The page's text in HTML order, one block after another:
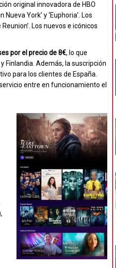
original innovadora de HBO
Nueva York’ y ‘Euphoria’. Los
Reunion’. Los nuevos e icónicos
por el precio de 8€, lo que
Finlandia. Además, la suscripción
para los clientes de España.
entre en funcionamiento el